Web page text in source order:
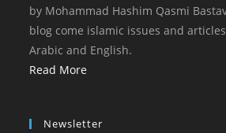
by Mohammad Hashim Qasmi
blog come islamic issues and
Arabic and English.
Read More
Newsletter